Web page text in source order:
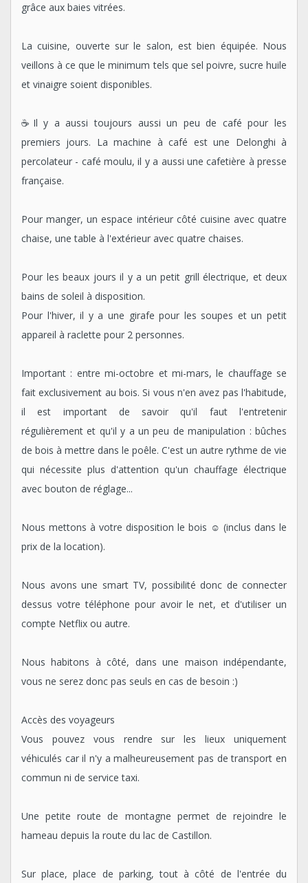
grâce aux baies vitrées.
La cuisine, ouverte sur le salon, est bien équipée. Nous
veillons à ce que le minimum tels que sel poivre, sucre huile
et vinaigre soient disponibles.
☕️Il y a aussi toujours aussi un peu de café pour les
premiers jours. La machine à café est une Delonghi à
percolateur - café moulu, il y a aussi une cafetière à presse
française.
Pour manger, un espace intérieur côté cuisine avec quatre
chaise, une table à l'extérieur avec quatre chaises.
Pour les beaux jours il y a un petit grill électrique, et deux
bains de soleil à disposition.
Pour l'hiver, il y a une girafe pour les soupes et un petit
appareil à raclette pour 2 personnes.
Important : entre mi-octobre et mi-mars, le chauffage se
fait exclusivement au bois. Si vous n'en avez pas l'habitude,
il est important de savoir qu'il faut l'entretenir
régulièrement et qu'il y a un peu de manipulation : bûches
de bois à mettre dans le poêle. C'est un autre rythme de vie
qui nécessite plus d'attention qu'un chauffage électrique
avec bouton de réglage...
Nous mettons à votre disposition le bois ☺️ (inclus dans le
prix de la location).
Nous avons une smart TV, possibilité donc de connecter
dessus votre téléphone pour avoir le net, et d'utiliser un
compte Netflix ou autre.
Nous habitons à côté, dans une maison indépendante,
vous ne serez donc pas seuls en cas de besoin :)
Accès des voyageurs
Vous pouvez vous rendre sur les lieux uniquement
véhiculés car il n'y a malheureusement pas de transport en
commun ni de service taxi.
Une petite route de montagne permet de rejoindre le
hameau depuis la route du lac de Castillon.
Sur place, place de parking, tout à côté de l'entrée du